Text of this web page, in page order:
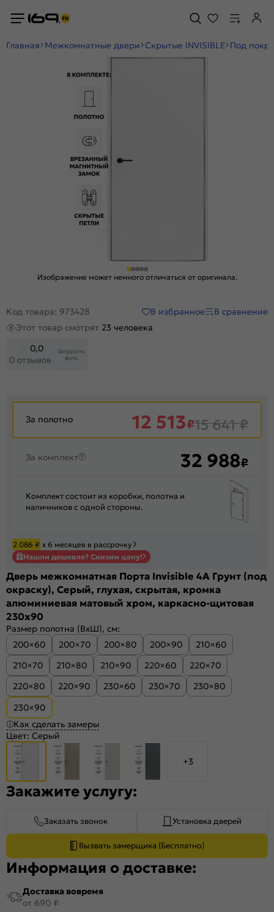
Главная Межкомнатные двери Скрытые INVISIBLE Под
Изображение может немного отличаться от оригинала.
Код товара: 973428 В избранное
В сравнение
Этот товар смотрят 23 человека
0,0
0 отзывов
Загрузить
фото
За полотно 12 513₽15 641₽
За комплект 32 988₽
Комплект состоит из коробки, полотна и
наличников с одной стороны.
2 086 ₽ х 6 месяцев в рассрочку
Нашли дешевле? Снизим цену!
Дверь межкомнатная Порта Invisible 4A Грунт (под
окраску), Серый, глухая, скрытая, кромка
алюминиевая матовый хром, каркасно-щитовая
230x90
Размер полотна (ВхШ), см:
200×60
200×70 200×80 200×90
210×60
210×70
210×80 210×90 220×60
220×70
220×80
220×90 230×60 230×70
230×80
230×90
Как сделать замеры
Цвет: Серый
+3
Закажите услугу:
Заказать звонок Установка дверей
Вызвать замерщика (Бесплатно)
Информация о доставке:
Доставка вовремя
от 690 ₽